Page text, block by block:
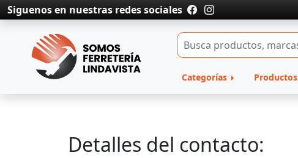
Siguenos en nuestras redes sociales
Categorías Productos
Detalles del contacto: